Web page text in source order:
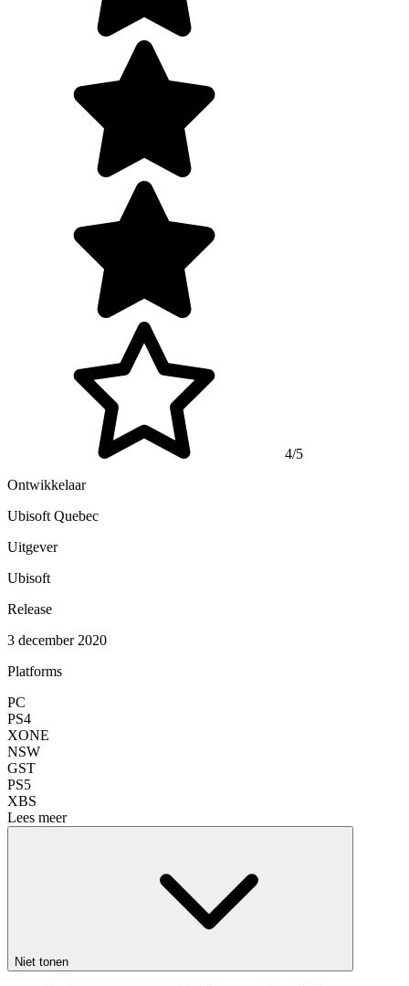
4/5
Ontwikkelaar
Ubisoft Quebec
Uitgever
Ubisoft
Release
3 december 2020
Platforms
PC
PS4
XONE
NSW
GST
PS5
XBS
Lees meer
Niet tonen